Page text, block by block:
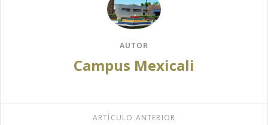
AUTOR
Campus Mexicali
ARTÍCULO ANTERIOR